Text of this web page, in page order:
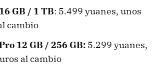
GB / 1 TB: 5.499 yuanes, unos
cambio
12 GB / 256 GB: 5.299 yuanes,
al cambio